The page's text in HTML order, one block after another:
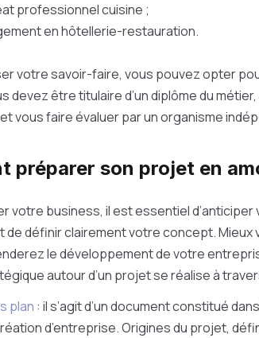
professionnel cuisine ;
en hôtellerie-restauration.
votre savoir-faire, vous pouvez opter
devez être titulaire d’un diplôme du
vous faire évaluer par un organisme
préparer son projet en
votre business, il est essentiel d’anticiper
définir clairement votre concept. Mieux
le développement de votre
autour d’un projet se réalise à
plan : il s’agit d’un document constitué
d’entreprise. Origines du projet,